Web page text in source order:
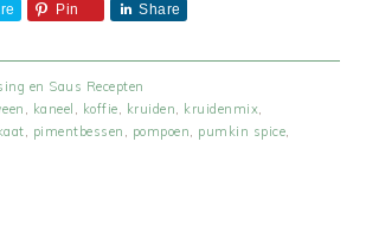
Pin Share
en Saus Recepten
, kaneel , koffie, kruiden, kruidenmix,
, pimentbessen , pompoen, pumkin spice,